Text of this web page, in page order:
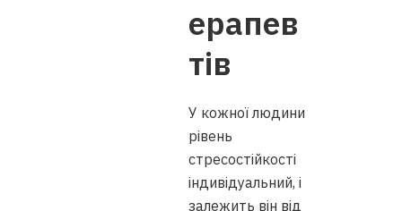
ерапев
тів
У кожної людини
рівень
стресостійкості
індивідуальний, і
залежить він від